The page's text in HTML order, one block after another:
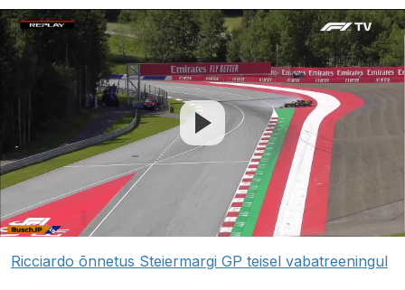
Ricciardo õnnetus Steiermargi GP teisel vabatreeningul